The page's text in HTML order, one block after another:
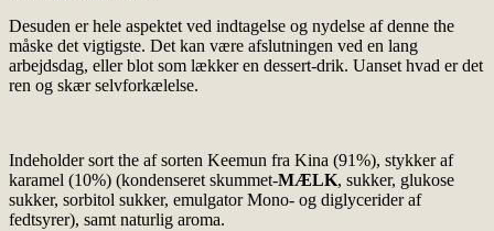
Desuden er hele aspektet ved indtagelse og nydelse af denne the
måske det vigtigste. Det kan være afslutningen ved en lang
arbejdsdag, eller blot som lækker en dessert-drik. Uanset hvad er det
ren og skær selvforkælelse.
Indeholder sort the af sorten Keemun fra Kina (91%), stykker af
karamel (10%) (kondenseret skummet-MÆLK, sukker, glukose
sukker, sorbitol sukker, emulgator Mono- og diglycerider af
fedtsyrer), samt naturlig aroma.